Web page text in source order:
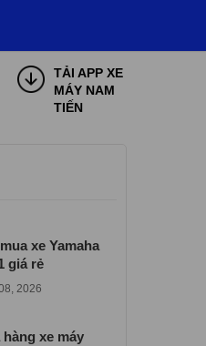
TẢI APP XE
MÁY NAM
TIẾN
xe Yamaha
giá rẻ
2026
xe máy